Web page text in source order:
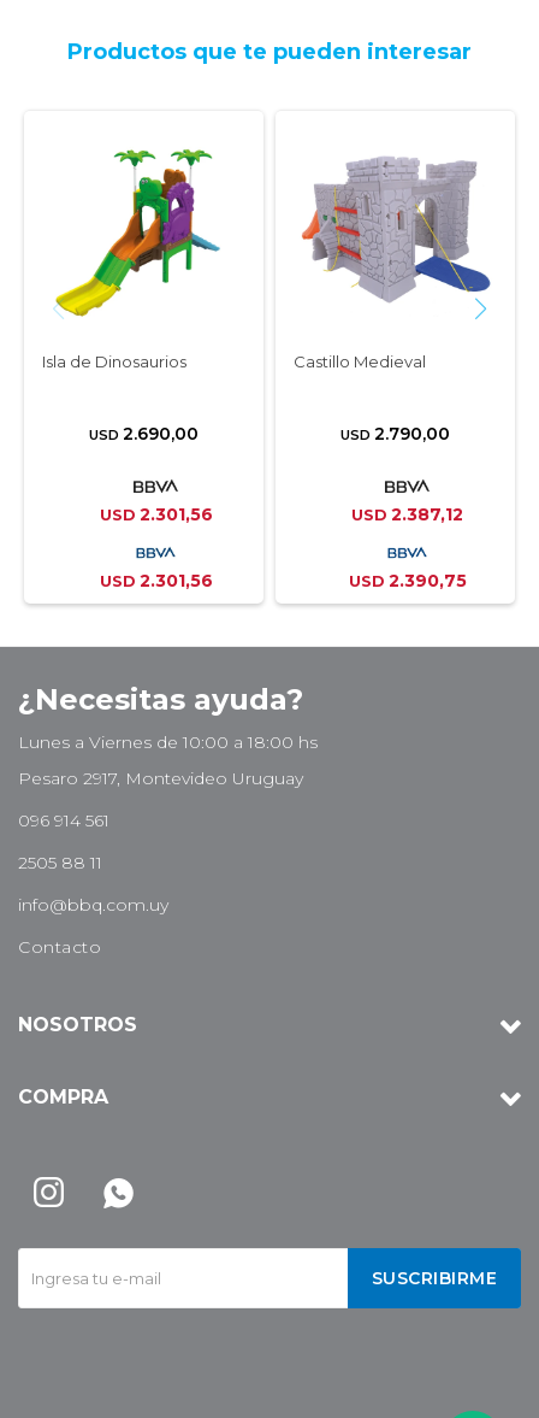
Productos que te pueden interesar
Isla de Dinosaurios
USD 2.690,00
USD 2.301,56
USD 2.301,56
Castillo Medieval
USD 2.790,00
USD 2.387,12
USD 2.390,75
 
SUSCRIBIRME
¿Necesitas ayuda?
Lunes a Viernes de 10:00 a 18:00 hs
Pesaro 2917, Montevideo Uruguay
096 914 561
2505 88 11
info@bbq.com.uy
Contacto
NOSOTROS
COMPRA